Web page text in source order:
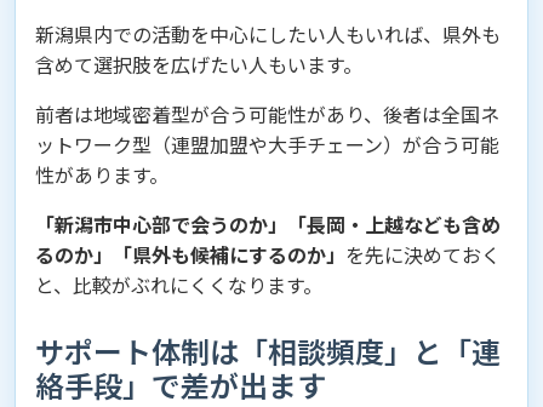
新潟県内での活動を中心にしたい人もいれば、県外も
含めて選択肢を広げたい人もいます。
前者は地域密着型が合う可能性があり、後者は全国ネ
ットワーク型（連盟加盟や大手チェーン）が合う可能
性があります。
「新潟市中心部で会うのか」「長岡・上越なども含め
るのか」「県外も候補にするのか」 を先に決めておく
と、比較がぶれにくくなります。
サポート体制は「相談頻度」と「連
絡手段」で差が出ます